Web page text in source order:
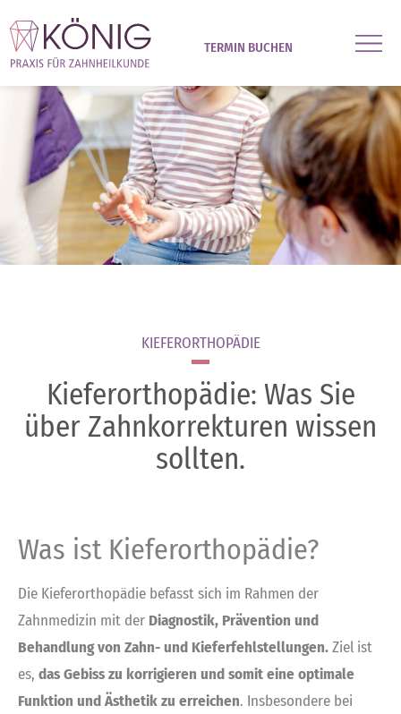
TERMIN BUCHEN
KIEFERORTHOPÄDIE
Kieferorthopädie: Was Sie
über Zahnkorrekturen wissen
sollten.
Was ist Kieferorthopädie?
Die Kieferorthopädie befasst sich im Rahmen der
Zahnmedizin mit der Diagnostik, Prävention und
Behandlung von Zahn- und Kieferfehlstellungen.Ziel ist
es, das Gebiss zu korrigieren und somit eine optimale
Funktion und Ästhetik zu erreichen. Insbesondere bei